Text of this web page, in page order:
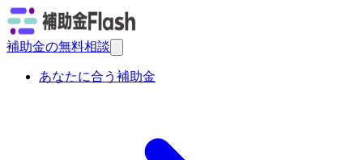
補助金の無料相談
あなたに合う補助金